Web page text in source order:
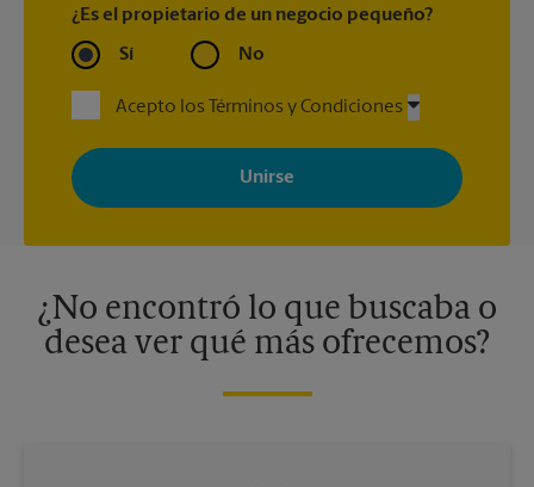
¿Es el propietario de un negocio pequeño?
Sí No
Acepto los Términos y Condiciones
Al registrarse, acepta recibir correos electrónicos de The UPS
Store con noticias, ofertas especiales, promociones y mensajes
adaptados a sus intereses. Puede darse de baja en cualquier
momento. Para más información, consulte nuestra política de
¿No encontró lo que buscaba o
desea ver qué más ofrecemos?